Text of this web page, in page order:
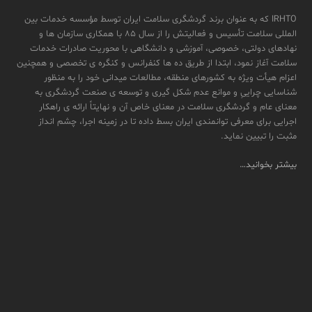
IRHTO که به عنوان برند گردشگری سلامت ایران توسط مؤسسه خدمات بین
المللی سلامت تأسیس و فعالیتش را از سال ۸۵ با همکاری سازمان ها و
نهادهای دولتی، خصوصی، آموزشی و دانشگاهی با محوریت صادرات خدمات
سلامت آغاز نمود، ابتدا از طریق ده ها کنفرانس و کنگره ی تخصصی و همچنین
اعزام هیأت ویژه به کشورهای منطقه، مطالعات میدانی خود را به منظور
شناسایی چراییِ و موانع عدم شکل گیری و توسعه ی صنعت گردشگری به
معنای عام و گردشگری سلامت در معنای خاص آن و نهایتاً ارائه ی راهکار
اجرایی برای معرفی توانمندی ایران بسط داده تا در زمینه اجرا، چشم انداز
مثبت را تبیین نماید.
بیشتر بخوانید…